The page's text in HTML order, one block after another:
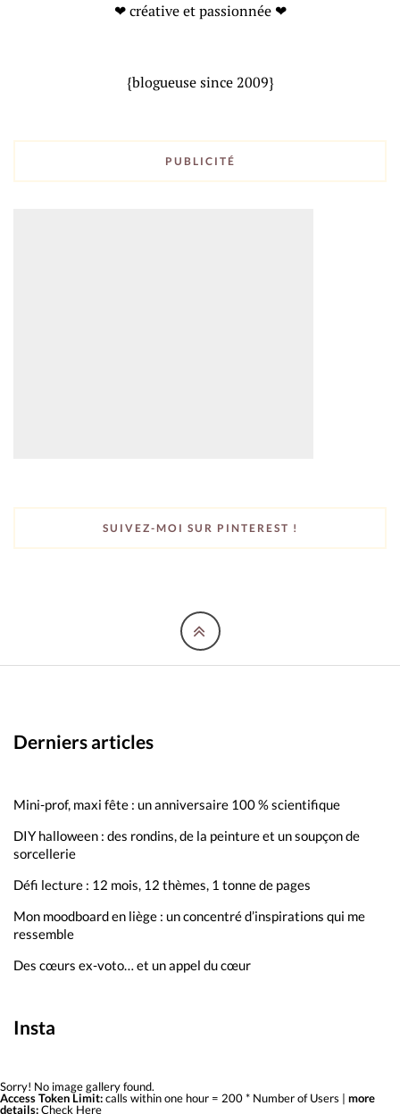
❤ créative et passionnée ❤
{blogueuse since 2009}
PUBLICITÉ
SUIVEZ-MOI SUR PINTEREST !
Derniers articles
Mini-prof, maxi fête : un anniversaire 100 % scientifique
DIY halloween : des rondins, de la peinture et un soupçon de
sorcellerie
Défi lecture : 12 mois, 12 thèmes, 1 tonne de pages
Mon moodboard en liège : un concentré d’inspirations qui me
ressemble
Des cœurs ex-voto… et un appel du cœur
Insta
Sorry! No image gallery found.
Access Token Limit:calls within one hour = 200 * Number of Users | more
details:Check Here